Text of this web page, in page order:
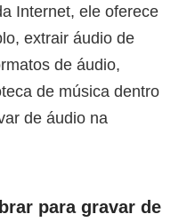
Internet, ele oferece
extrair áudio de
de áudio,
de música dentro
de áudio na
para gravar de